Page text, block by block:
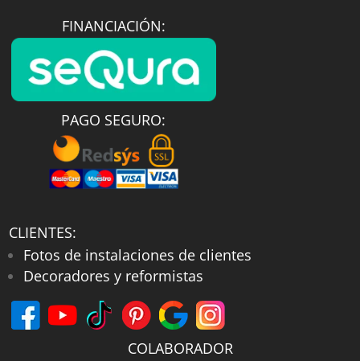
FINANCIACIÓN:
PAGO SEGURO:
CLIENTES:
Fotos de instalaciones de clientes
Decoradores y reformistas
COLABORADOR